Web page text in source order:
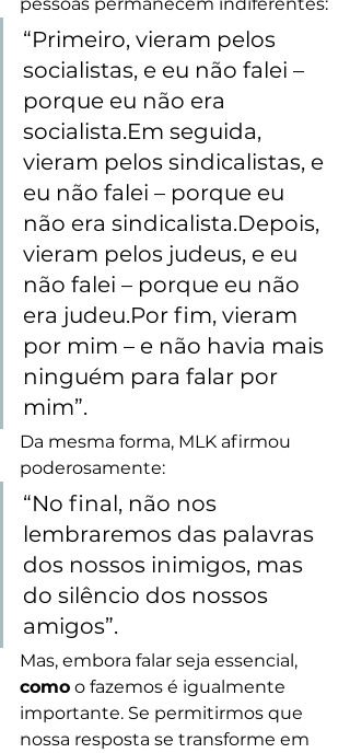
“Primeiro, vieram pelos
socialistas, e eu não falei –
porque eu não era
socialista.Em seguida,
vieram pelos sindicalistas, e
eu não falei – porque eu
não era sindicalista.Depois,
vieram pelos judeus, e eu
não falei – porque eu não
era judeu.Por fim, vieram
por mim – e não havia mais
ninguém para falar por
mim”.
Da mesma forma, MLK afirmou
poderosamente:
“No final, não nos
lembraremos das palavras
dos nossos inimigos, mas
do silêncio dos nossos
amigos”.
Mas, embora falar seja essencial,
como o fazemos é igualmente
importante. Se permitirmos que
nossa resposta se transforme em